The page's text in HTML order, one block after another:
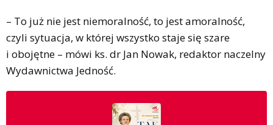
– To już nie jest niemoralność, to jest amoralność,
czyli sytuacja, w której wszystko staje się szare
i obojętne – mówi ks. dr Jan Nowak, redaktor naczelny
Wydawnictwa Jedność.